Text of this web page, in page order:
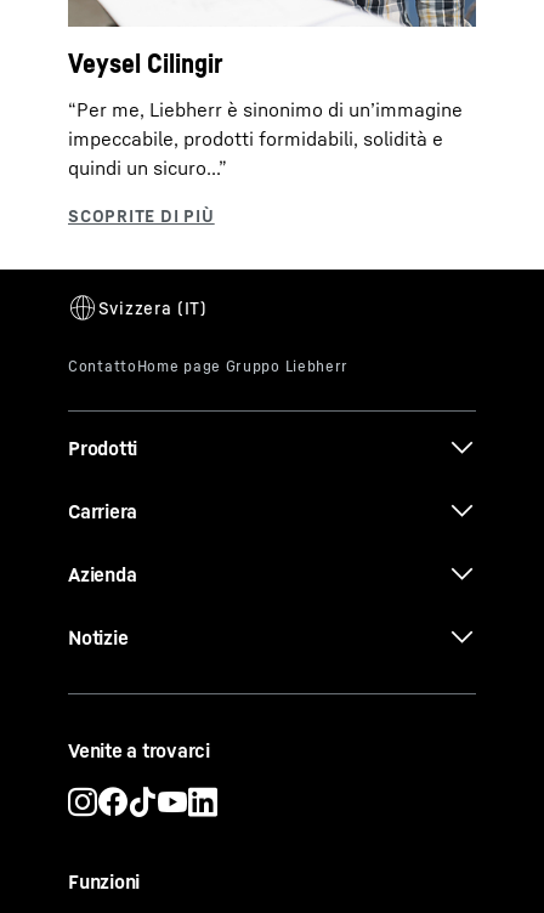
Veysel Cilingir
“Per me, Liebherr è sinonimo di un’immagine
impeccabile, prodotti formidabili, solidità e
quindi un sicuro...”
Prodotti
Carriera
Azienda
Notizie
Venite a trovarci
Funzioni